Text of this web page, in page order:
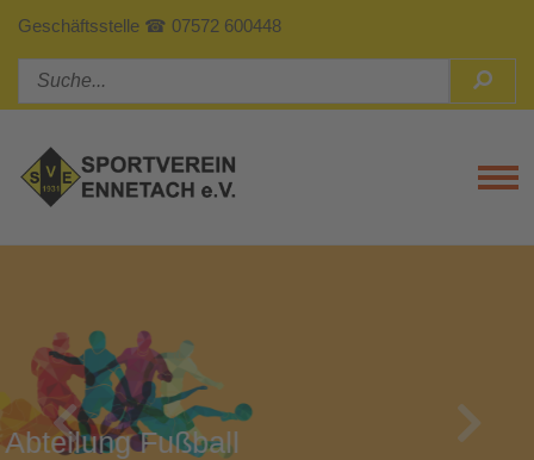
Geschäftsstelle ☎ 07572 600448
Abteilung Turnen
Previous